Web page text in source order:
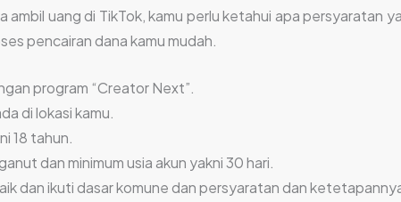
ambil uang di TikTok, kamu perlu ketahui apa persyaratan
pencairan dana kamu mudah.
program “Creator Next”.
di lokasi kamu.
18 tahun.
dan minimum usia akun yakni 30 hari.
dan ikuti dasar komune dan persyaratan dan